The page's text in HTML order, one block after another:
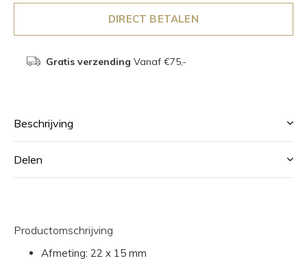
DIRECT BETALEN
Gratis verzending Vanaf €75,-
Beschrijving
Delen
Productomschrijving
Afmeting: 22 x 15 mm